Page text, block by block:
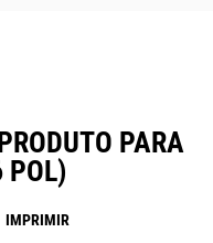
PARA
IMPRIMIR